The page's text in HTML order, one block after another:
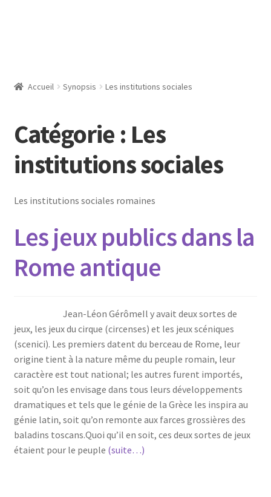
Accueil Synopsis Les institutions sociales
Catégorie : Les
institutions sociales
Les institutions sociales romaines
Les jeux publics dans la
Rome antique
Jean-Léon GérômeIl y avait deux sortes de
jeux, les jeux du cirque (circenses) et les jeux scéniques
(scenici). Les premiers datent du berceau de Rome, leur
origine tient à la nature même du peuple romain, leur
caractère est tout national; les autres furent importés,
soit qu’on les envisage dans tous leurs développements
dramatiques et tels que le génie de la Grèce les inspira au
génie latin, soit qu’on remonte aux farces grossières des
baladins toscans.Quoi qu’il en soit, ces deux sortes de jeux
étaient pour le peuple (suite…)